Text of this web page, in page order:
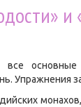
и
все
Упражнения